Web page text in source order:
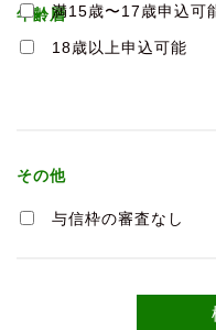
満15歳〜17歳申込可
18歳以上申込可能
年齢層
その他
与信枠の審査なし